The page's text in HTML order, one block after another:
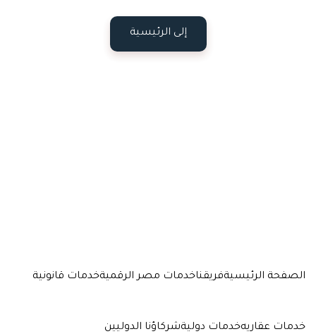
إلى الرئيسية
الصفحة الرئيسيةفريقناخدمات مصر الرقميةخدمات قانونية
خدمات عقاريهخدمات دوليةشركاؤنا الدوليين